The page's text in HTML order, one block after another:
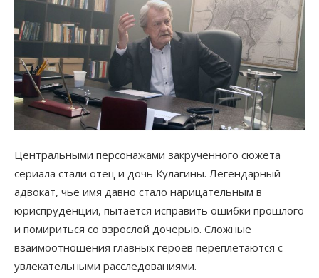
Центральными персонажами закрученного сюжета
сериала стали отец и дочь Кулагины. Легендарный
адвокат, чье имя давно стало нарицательным в
юриспруденции, пытается исправить ошибки прошлого
и помириться со взрослой дочерью. Сложные
взаимоотношения главных героев переплетаются с
увлекательными расследованиями.